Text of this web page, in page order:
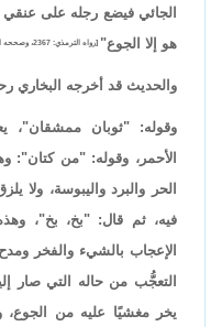
الجائي فيضع رجله على
هو إلا الجوع" [رواه الترمذي: 2367، وصححه الألباني في مختصر الشمائل: 108].
والحديث قد أخرجه البخاري
وقوله: "ثوبان ممشقان"،
الأحمر، وقوله: "من كتان":
الحر والبرد واليبوسة، ولا
فيه، ثم قال: "بخ، بخ"،
الإعجاب بالشيء والفخر
التعجُّب من حاله التي صار
يخر مغشيًا عليه من الجوع،